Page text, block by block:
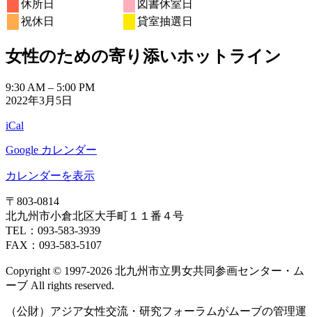
ト) ト)
日ン
ト)
日
15
日
ベ
ン
16
日
月
22
イ
ベ
ト)
月
23
ト)
月
6
月
日
の
イ
ン
6
月
日
7
月
日ン日
日 日 日
休所日
図書休室日
祝休日
貸室抽選日
女性のための寄り添いホットライン
女
性
た
め
寄
添
い
ホ
ッ
ラ
ン
9:30 AM – 5:00 PM
2022年3月5日
iCal
Google カレンダー
カレンダーを表示
〒803‐0814
北九州市小倉北区大手町１１番４号
TEL：093‐583‐3939
FAX：093‐583‐5107
Copyright © 1997‐2026 北九州市立男女共同参画センター・ム
ーブ All rights reserved.
（公財）アジア女性交流・研究フォーラムがムーブの管理運